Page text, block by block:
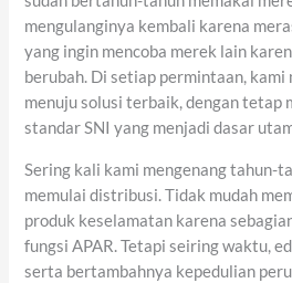
mengulanginya kembali karena
yang ingin mencoba merek lain
berubah. Di setiap permintaan, kami
menuju solusi terbaik, dengan tetap
standar SNI yang menjadi dasar
Sering kali kami mengenang tahun-
memulai distribusi. Tidak mudah
produk keselamatan karena
fungsi APAR. Tetapi seiring waktu,
serta bertambahnya kepedulian